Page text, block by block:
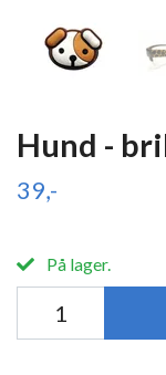
Hund -
39,-
På lager.